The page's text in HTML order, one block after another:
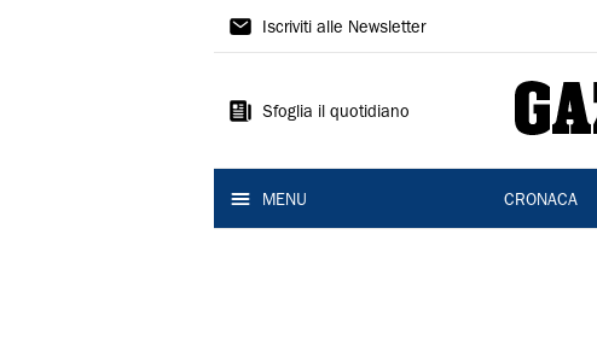
Gazzetta
Reggio
Iscriviti alle Newsletter
Sfoglia il quotidiano
MENU CRONACA